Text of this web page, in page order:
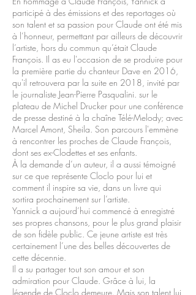
participé à des émissions et des reportages où
son talent et sa passion pour Claude ont été mis
à l’honneur, permettant par ailleurs de découvrir
l’artiste, hors du commun qu’était Claude
François. Il as eu l'occasion de se produire pour
la première partie du chanteur Dave en 2016,
qu'il retrouvera par la suite en 2018, invité par
le journaliste Jean-Pierre Pasqualini. sur le
plateau de Michel Drucker pour une conférence
de presse destiné à la chaîne Télé-Melody; avec
Marcel Amont, Sheila. Son parcours l'emmène
à rencontrer les proches de Claude François,
dont ses ex-Clodettes et ses enfants.
À la demande d’un auteur, il a aussi témoigné
sur ce que représente Cloclo pour lui et
comment il inspire sa vie, dans un livre qui
sortira prochainement sur l’artiste.
Yannick a aujourd’hui commencé à enregistré
ses propres chansons, pour le plus grand plaisir
de son fidèle public. Ce jeune artiste est très
certainement l’une des belles découvertes de
cette décennie.
Il a su partager tout son amour et son
admiration pour Claude. Grâce à lui, la
légende de Cloclo demeure. Mais son talent lui